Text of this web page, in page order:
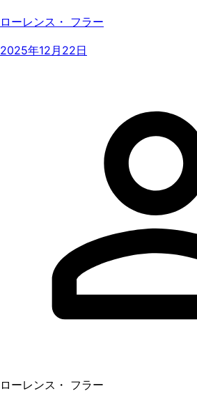
ローレンス・ フラー
2025年12月22日
ローレンス・ フラー